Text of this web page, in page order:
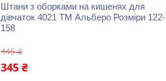
Штани з оборками на кишенях для
дівчаток 4021 ТМ Альберо Розміри 122-
158
445 ₴
345 ₴